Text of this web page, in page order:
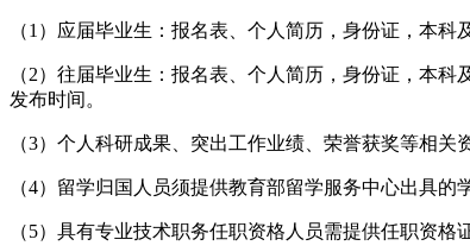
（1）应届毕业生：报名表、个人简历，身份证，本
（2）往届毕业生：报名表、个人简历，身份证，本
发布时间。
（3）个人科研成果、突出工作业绩、荣誉获奖等相关
（4）留学归国人员须提供教育部留学服务中心出具
（5）具有专业技术职务任职资格人员需提供任职资